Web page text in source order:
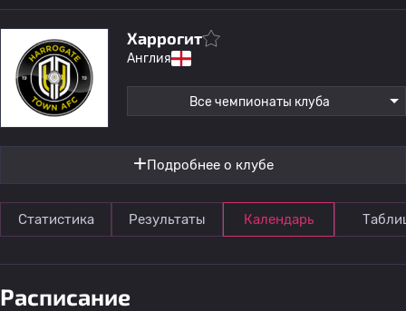
Харрогит
Англия
Все чемпионаты клуба
Подробнее о клубе
Статистика Результаты Календарь
Расписание